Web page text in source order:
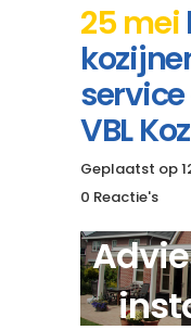
25 mei
VBL
Geplaatst op
0 Reactie's